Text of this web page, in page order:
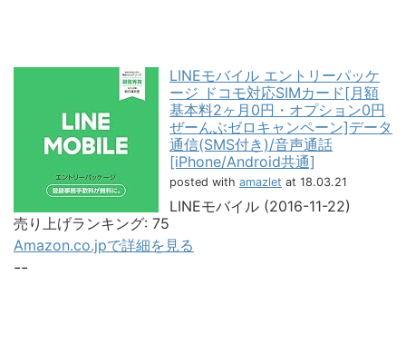
LINEモバイル エントリーパッケ
ージ ドコモ対応SIMカード[月額
基本料2ヶ月0円・オプション0円
ぜーんぶゼロキャンペーン]データ
通信(SMS付き)/音声通話
[iPhone/Android共通]
posted with amazlet at 18.03.21
LINEモバイル (2016-11-22)
売り上げランキング: 75
Amazon.co.jpで詳細を見る
--